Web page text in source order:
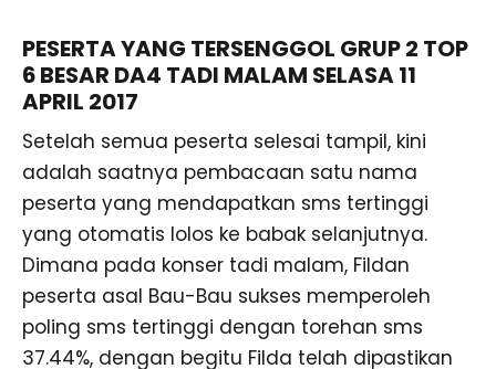
PESERTA YANG TERSENGGOL GRUP 2 TOP
6 BESAR DA4 TADI MALAM SELASA 11
APRIL 2017
Setelah semua peserta selesai tampil, kini
adalah saatnya pembacaan satu nama
peserta yang mendapatkan sms tertinggi
yang otomatis lolos ke babak selanjutnya.
Dimana pada konser tadi malam, Fildan
peserta asal Bau-Bau sukses memperoleh
poling sms tertinggi dengan torehan sms
37.44%, dengan begitu Filda telah dipastikan